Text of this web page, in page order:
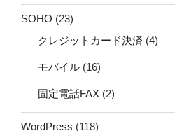
SOHO (23)
クレジットカード決済 (4)
モバイル (16)
固定電話FAX (2)
WordPress (118)